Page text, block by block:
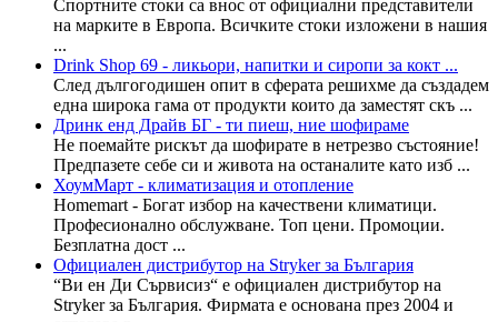
Спортните стоки са внос от официални представители
на марките в Европа. Всичките стоки изложени в нашия
...
Drink Shop 69 - ликьори, напитки и сиропи за кокт ...
След дългогодишен опит в сферата решихме да създадем
една широка гама от продукти които да заместят скъ ...
Дринк енд Драйв БГ - ти пиеш, ние шофираме
Не поемайте рискът да шофирате в нетрезво състояние!
Предпазете себе си и живота на останалите като изб ...
ХоумМарт - климатизация и отопление
Homemart - Богат избор на качествени климатици.
Професионално обслужване. Топ цени. Промоции.
Безплатна дост ...
Oфициален дистрибутор на Stryker за България
“Ви ен Ди Сървисиз“ е официален дистрибутор на
Stryker за България. Фирмата е основана през 2004 и